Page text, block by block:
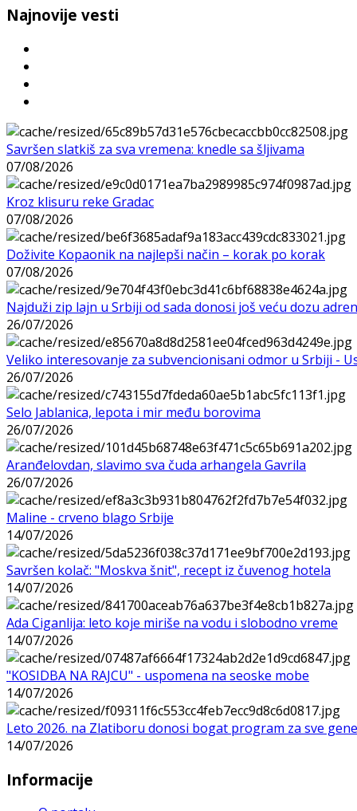
Najnovije vesti
Savršen slatkiš za sva vremena: knedle sa šljivama
07/08/2026
Kroz klisuru reke Gradac
07/08/2026
Doživite Kopaonik na najlepši način – korak po korak
07/08/2026
Najduži zip lajn u Srbiji od sada donosi još veću dozu
26/07/2026
Veliko interesovanje za subvencionisani odmor u Srbiji -
26/07/2026
Selo Jablanica, lepota i mir među borovima
26/07/2026
Aranđelovdan, slavimo sva čuda arhangela Gavrila
26/07/2026
Maline - crveno blago Srbije
14/07/2026
Savršen kolač: "Moskva šnit", recept iz čuvenog hotela
14/07/2026
Ada Ciganlija: leto koje miriše na vodu i slobodno vreme
14/07/2026
"KOSIDBA NA RAJCU" - uspomena na seoske mobe
14/07/2026
Leto 2026. na Zlatiboru donosi bogat program za sve
14/07/2026
Informacije